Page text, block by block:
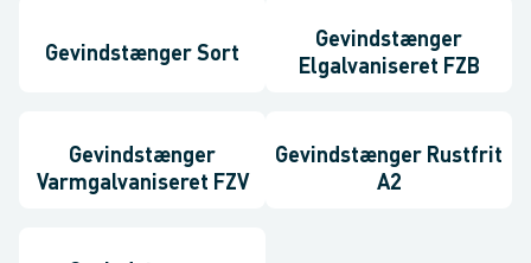
Gevindstænger Sort
Gevindstænger
Elgalvaniseret FZB
Gevindstænger
Varmgalvaniseret FZV
Gevindstænger Rustfrit
A2